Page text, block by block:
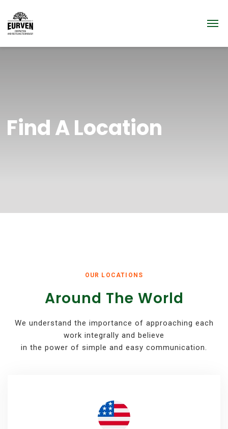
Find A Location
OUR LOCATIONS
Around The World
We understand the importance of approaching each
work integrally and believe
in the power of simple and easy communication.